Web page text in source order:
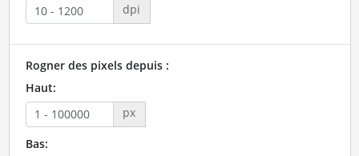
dpi
Rogner des pixels depuis :
Haut:
px
Bas: